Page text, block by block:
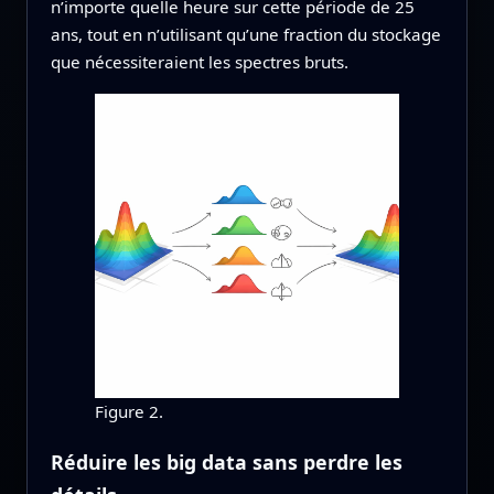
n’importe quelle heure sur cette période de 25
ans, tout en n’utilisant qu’une fraction du stockage
que nécessiteraient les spectres bruts.
Figure 2.
Réduire les big data sans perdre les